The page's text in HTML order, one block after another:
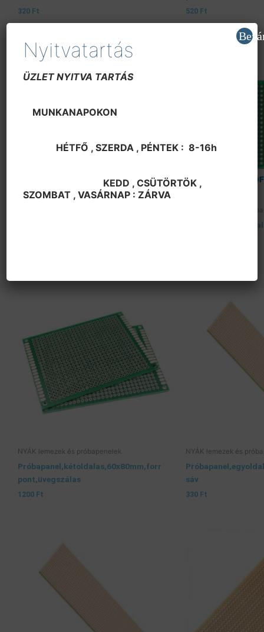
320 Ft 520 Ft
OUT OF STOCK OUT
NYÁK lemezek és próbapenelek
Próbapanel,kétoldalas,60x80mm,forr
pont,üvegszálas
1200 Ft
NYÁK lemezek és
sáv
330 Ft
Nyitvatartás
ÜZLET NYITVA TARTÁS
MUNKANAPOKON
HÉTFŐ , SZERDA , PÉNTEK : 8-16h
KEDD , CSÜTÖRTÖK ,
SZOMBAT , VASÁRNAP : ZÁRVA